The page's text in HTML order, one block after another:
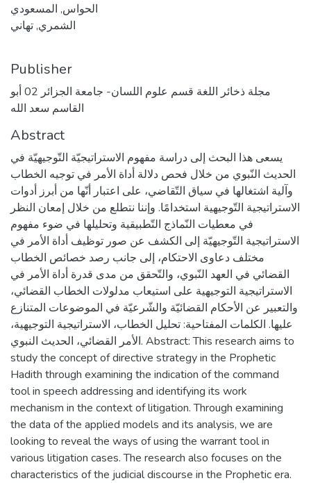
الحواس, المسعودي
الشمري, تهاني
Publisher
مجلة ذخائر اللغة قسم علوم اللسان- جامعة الجزائر 02 أبو
القاسم سعد الله
Abstract
يسعى هذا البحث إلى دراسة مفهوم الاستراتيجيّة التّوجيهيّة في
الحديث النّبوي من خلال فحص دلالة أداة الأمر في توجيه الخطاب
وآلية اشتغالها في سياق التّقاضي، على اعتبار أنّها من أبرز أدوات
الاستراتيجية التّوجيهية استخدامًا. وإننا نتطلع من خلال إمعان النظر
في معطيات النّماذج التّطبيقية وتحليلها في ضوء مفهوم
الاستراتيجية التّوجيهيّة إلى الكشف عن صور توظيف أداة الأمر في
مختلف دعاوى الاحتكام، إلى جانب رصد خصائص الخطاب
القضائي في العهد النّبوي، والتّحقق من مدى قدرة أداة الأمر في
الاستراتيجية التوجيهية على استيعاب مدلولات الخطاب القضائي،
والتعبير عن الأحكام القضائيّة والشّرعيّة في الموضوعات المتنازع
عليها. الكلمات المفتاحية: تحليل الخطاب، الاستراتيجية التوجيهية،
الأمر القضائي، الحديث النبوي. Abstract: This research aims to
study the concept of directive strategy in the Prophetic
Hadith through examining the indication of the command
tool in speech addressing and identifying its work
mechanism in the context of litigation. Through examining
the data of the applied models and its analysis, we are
looking to reveal the ways of using the warrant tool in
various litigation cases. The research also focuses on the
characteristics of the judicial discourse in the Prophetic era.